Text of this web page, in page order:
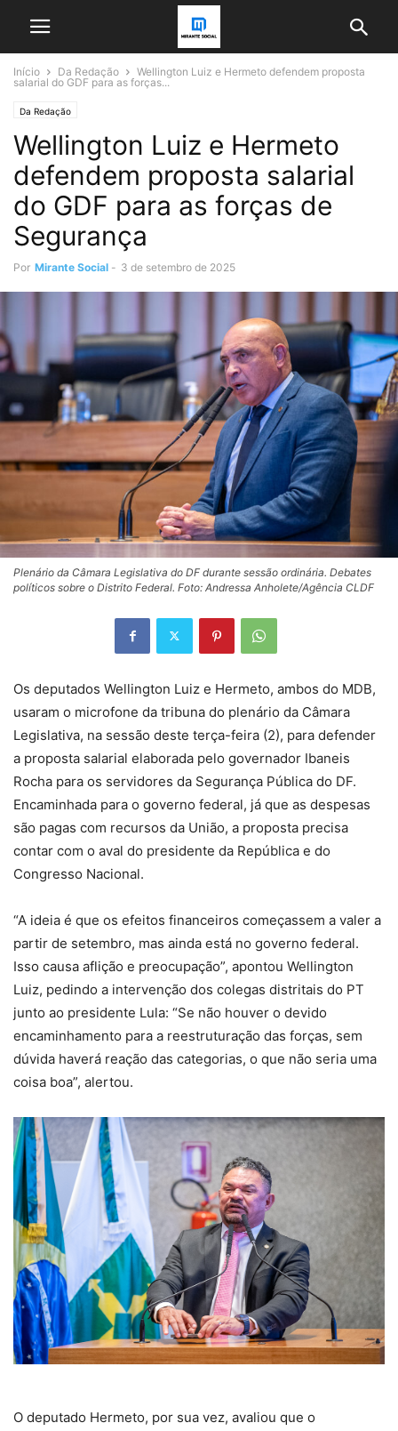
Início Da Redação
Wellington Luiz e Hermeto defendem proposta
salarial do GDF para as forças...
Da Redação
Wellington Luiz e Hermeto
defendem proposta salarial
do GDF para as forças de
Segurança
Por Mirante Social - 3 de setembro de 2025
Plenário da Câmara Legislativa do DF durante sessão ordinária. Debates
políticos sobre o Distrito Federal. Foto: Andressa Anholete/Agência CLDF
Os deputados Wellington Luiz e Hermeto, ambos do MDB,
usaram o microfone da tribuna do plenário da Câmara
Legislativa, na sessão deste terça-feira (2), para defender
a proposta salarial elaborada pelo governador Ibaneis
Rocha para os servidores da Segurança Pública do DF.
Encaminhada para o governo federal, já que as despesas
são pagas com recursos da União, a proposta precisa
contar com o aval do presidente da República e do
Congresso Nacional.
“A ideia é que os efeitos financeiros começassem a valer a
partir de setembro, mas ainda está no governo federal.
Isso causa aflição e preocupação”, apontou Wellington
Luiz, pedindo a intervenção dos colegas distritais do PT
junto ao presidente Lula: “Se não houver o devido
encaminhamento para a reestruturação das forças, sem
dúvida haverá reação das categorias, o que não seria uma
coisa boa”, alertou.
O deputado Hermeto, por sua vez, avaliou que o